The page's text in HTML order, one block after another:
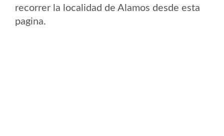
recorrer la localidad de Alamos desde esta
pagina.